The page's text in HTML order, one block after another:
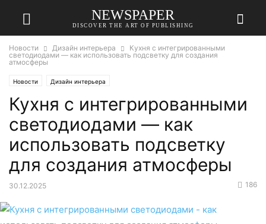
NEWSPAPER
DISCOVER THE ART OF PUBLISHING
Новости Дизайн интерьера
Кухня с интегрированными
светодиодами — как использовать подсветку для создания
атмосферы
Новости Дизайн интерьера
Кухня с интегрированными
светодиодами — как
использовать подсветку
для создания атмосферы
30.12.2025 186